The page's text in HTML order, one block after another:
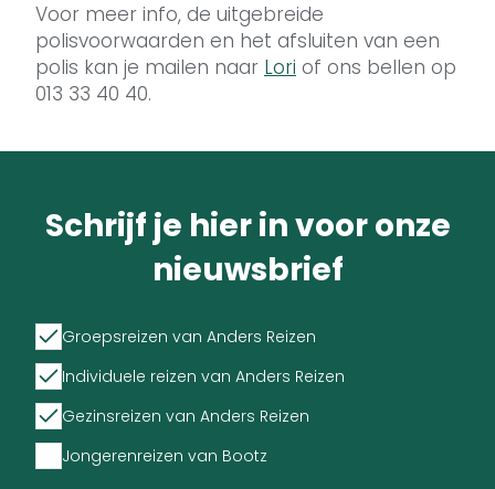
Voor meer info, de uitgebreide
polisvoorwaarden en het afsluiten van een
polis kan je mailen naar Lori of ons bellen op
013 33 40 40.
Schrijf je hier in voor onze
nieuwsbrief
Groepsreizen van Anders Reizen
Individuele reizen van Anders Reizen
Gezinsreizen van Anders Reizen
Jongerenreizen van Bootz